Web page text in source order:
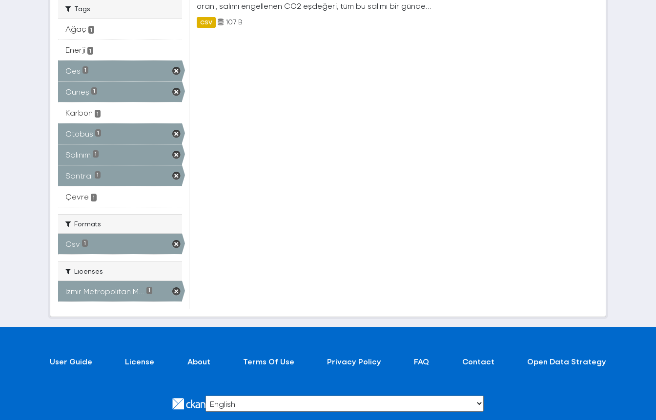
Tags
Ağaç 1
Enerji 1
Ges 1
Güneş 1
Karbon 1
Otobüs 1
Salınım 1
Santral 1
Çevre 1
Formats
Csv 1
Licenses
Izmir Metropolitan M... 1
oranı, salımı engellenen CO2 eşdeğeri, tüm bu salımı bir günde...
CSV 107 B
User Guide License About Terms Of Use Privacy Policy FAQ Contact Open Data Strategy